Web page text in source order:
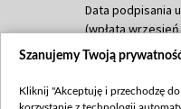
Data podpisania
(wpłata wrzesień
Dofinansowanie
(wpłata
Szanujemy Twoją
Kliknij "Akceptuję i przechodzę